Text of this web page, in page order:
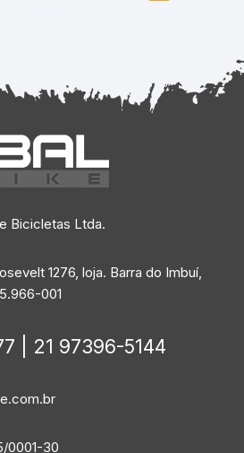
Bicicletas Ltda.
1276, loja. Barra do Imbuí,
001
| 21 97396-5144
0001-30